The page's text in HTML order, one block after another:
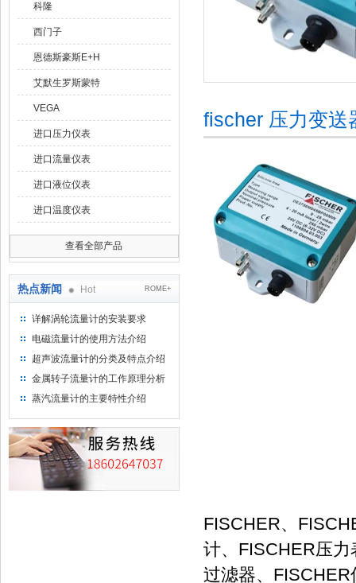
科隆
西门子
恩德斯豪斯E+H
艾默生罗斯蒙特
VEGA
进口压力仪表
进口流量仪表
进口液位仪表
进口温度仪表
查看全部产品
热点新闻 Hot ROME+
详解涡轮流量计的安装要求
电磁流量计的使用方法介绍
超声波流量计的分类及特点介绍
金属转子流量计的工作原理分析
蒸汽流量计的主要特性介绍
fischer 压力变送
FISCHER、
计、FISCHER压
过滤器、